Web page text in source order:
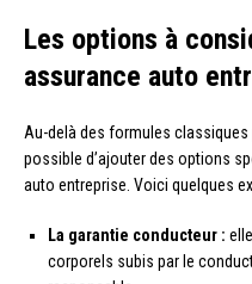
Les options à
assurance auto
Au-delà des formules
possible d’ajouter des options
auto entreprise. Voici quelques
La garantie conducteur :
corporels subis par le